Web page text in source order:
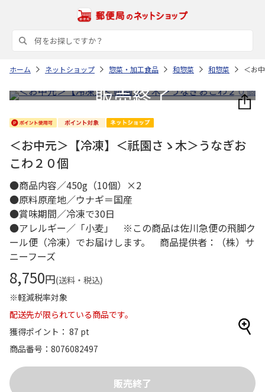
ホーム ネットショップ 惣菜・加工食品 和惣菜 和惣菜 ＜お
＜お中元＞【冷凍】＜祇園さゝ木＞うなぎお
こわ２０個
●商品内容／450g（10個）×2
●原料原産地／ウナギ＝国産
●賞味期間／冷凍で30日
●アレルギー／「小麦」 ※この商品は佐川急便の飛脚ク
ール便（冷凍）でお届けします。 商品提供者：（株）サ
ニーフーズ
8,750円(送料・税込)
※軽減税率対象
配送先が限られている商品です。
獲得ポイント： 87 pt
商品番号
8076082497